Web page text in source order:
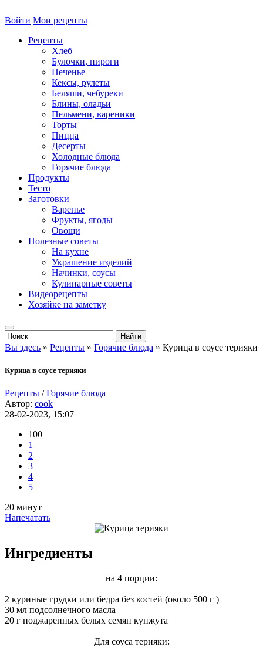
Войти Мои рецепты
Рецепты
Хлеб
Булочки, пироги
Печенье
Кексы, рулеты
Беляши, чебуреки
Блины, оладьи
Пельмени, вареники
Торты
Пицца
Десерты
Холодные блюда
Горячие блюда
Продукты
Тесто
Заготовки
Варенье
Фрукты, ягоды
Овощи
Полезные советы
На кухне
Украшение изделий
Начинки, соусы
Кулинарные советы
Видеорецепты
Хозяйке на заметку
Вы здесь » Рецепты » Горячие блюда » Курица в соусе терияки
Курица в соусе терияки
Рецепты /Горячие блюда
Автор: cook
28-02-2023, 15:07
100
1
2
3
4
5
20 минут
Напечатать
Ингредиенты
на 4 порции:
2 куриные грудки или бедра без костей (около 500 г )
30 мл подсолнечного масла
20 г поджаренных белых семян кунжута
Для соуса терияки: